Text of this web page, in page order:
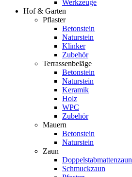
Werkzeuge
Hof & Garten
Pflaster
Betonstein
Naturstein
Klinker
Zubehör
Terrassenbeläge
Betonstein
Naturstein
Keramik
Holz
WPC
Zubehör
Mauern
Betonstein
Naturstein
Zaun
Doppelstabmattenzaun
Schmuckzaun